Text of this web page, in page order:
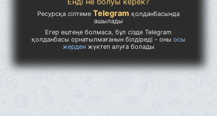
Ресурсқа сілтеме Telegram қолданбасында
ашылады
Егер ештеңе болмаса, бұл сізде Telegram
қолданбасы орнатылмағанын білдіреді - оны осы
жерденжүктеп алуға болады